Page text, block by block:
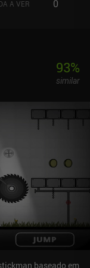
criativas para o
de música, o
pode ser
o estilo de arte em
na tela. Os
forma suave e
poucas rodadas,
de US$ 1,99.
para reviver
adicionais. Mas não
desbloqueados por
que,
rápida e divertida
quem não se
uma única tela.
A VER 0
93%
similar
baseado em